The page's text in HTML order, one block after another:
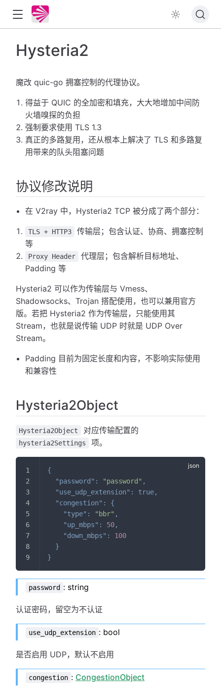
Hysteria2
魔改 quic-go 拥塞控制的代理协议。
得益于 QUIC 的全加密和填充，大大地增加中间防
火墙嗅探的负担
强制要求使用 TLS 1.3
真正的多路复用，还从根本上解决了 TLS 和多路复
用带来的队头阻塞问题
协议修改说明
在 V2ray 中，Hysteria2 TCP 被分成了两个部分：
TLS + HTTP3
传输层；包含认证、协商、拥塞控制
等
Proxy Header
代理层；包含解析目标地址、
Padding 等
Hysteria2 可以作为传输层与 Vmess、
Shadowsocks、Trojan 搭配使用，也可以兼用官方
版。若把 Hysteria2 作为传输层，只能使用其
Stream，也就是说传输 UDP 时就是 UDP Over
Stream。
Padding 目前为固定长度和内容，不影响实际使用
和兼容性
Hysteria2Object
Hysteria2Object 对应传输配置的
hysteria2Settings 项。
{
"password" : "password" ,
"use_udp_extension" : true,
"congestion" :
{
"type" : "bbr" ,
"up_mbps" : 50,
"down_mbps" :
100
}
}
password : string
认证密码，留空为不认证
use_udp_extension : bool
是否启用 UDP，默认不启用
congestion : CongestionObject